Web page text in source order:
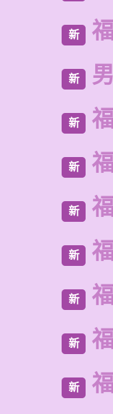
新
新
新
新
新
新
新
新
新